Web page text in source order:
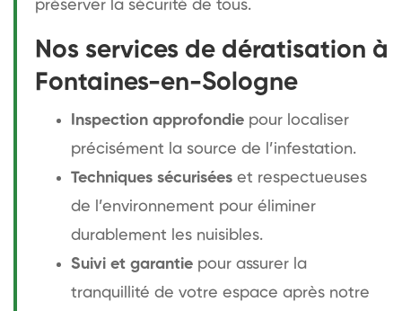
préserver la sécurité de tous.
Nos services de dératisation à
Fontaines-en-Sologne
Inspection approfondie pour localiser
précisément la source de l’infestation.
Techniques sécurisées et respectueuses
de l’environnement pour éliminer
durablement les nuisibles.
Suivi et garantie pour assurer la
tranquillité de votre espace après notre